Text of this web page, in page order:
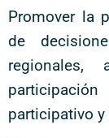
Promover la
de
participativo y